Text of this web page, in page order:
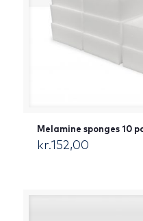
Melamine sponges 10
kr.152,00